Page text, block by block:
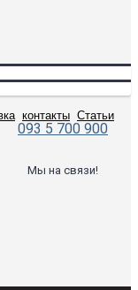
контакты Статьи
093 5 700 900
Мы на связи!